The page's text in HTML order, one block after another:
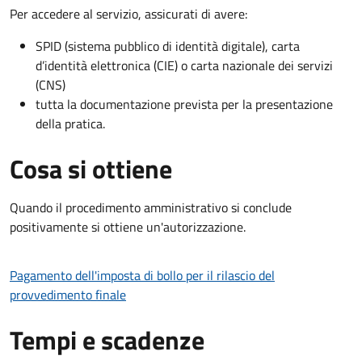
Per accedere al servizio, assicurati di avere:
SPID (sistema pubblico di identità digitale), carta
d’identità elettronica (CIE) o carta nazionale dei servizi
(CNS)
tutta la documentazione prevista per la presentazione
della pratica.
Cosa si ottiene
Quando il procedimento amministrativo si conclude
positivamente si ottiene un'autorizzazione.
Pagamento dell'imposta di bollo per il rilascio del
provvedimento finale
Tempi e scadenze